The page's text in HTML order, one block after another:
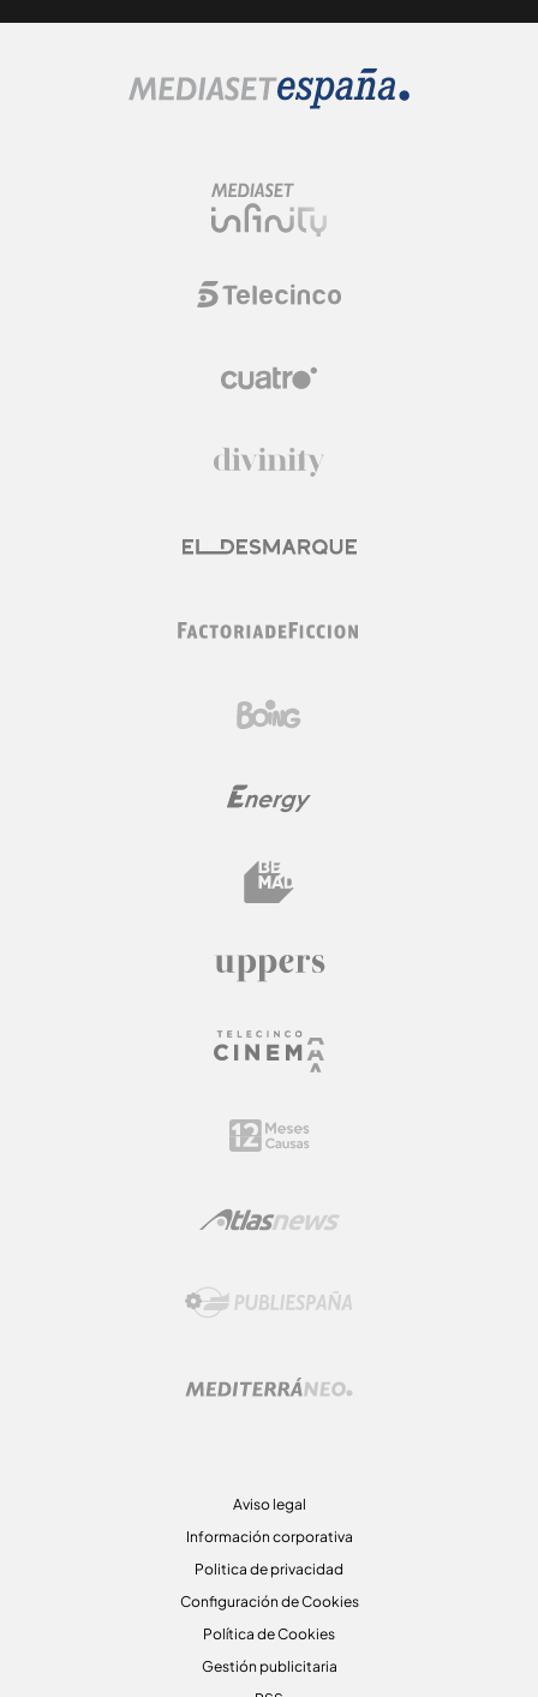
Aviso legal
Información corporativa
Politica de privacidad
Configuración de Cookies
Política de Cookies
Gestión publicitaria